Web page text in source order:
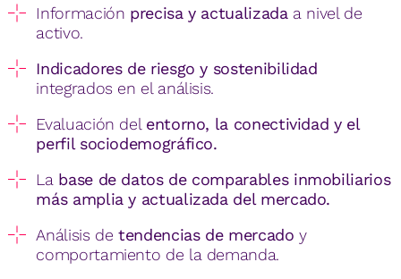
Información precisa y actualizadaa nivel de
activo.
Indicadores de riesgo y sostenibilidad
integrados en el análisis.
Evaluación del entorno, la conectividad y el
perfil sociodemográfico.
La base de datos de comparables inmobiliarios
más amplia y actualizada del mercado.
Análisis detendencias de mercado y
comportamiento de la demanda.